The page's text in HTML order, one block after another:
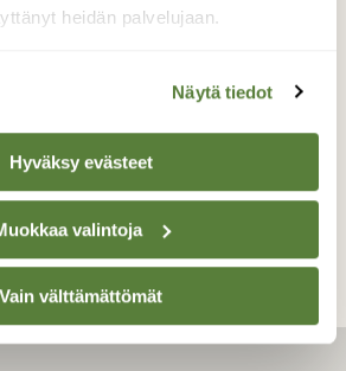
heidän palvelujaan.
Näytä tiedot
Hyväksy evästeet
valintoja
Vain välttämättömät
aamu askareet.
TAKAISIN LISTAAN